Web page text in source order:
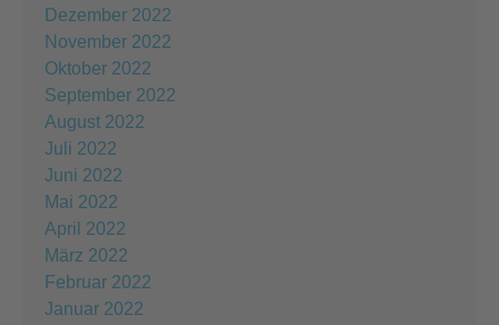
Dezember 2022
November 2022
Oktober 2022
September 2022
August 2022
Juli 2022
Juni 2022
Mai 2022
April 2022
März 2022
Februar 2022
Januar 2022